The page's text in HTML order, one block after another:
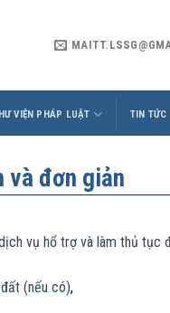
VIỆN PHÁP LUẬT TIN TỨC
và đơn giản
vụ hổ trợ và làm thủ tục
(nếu có),